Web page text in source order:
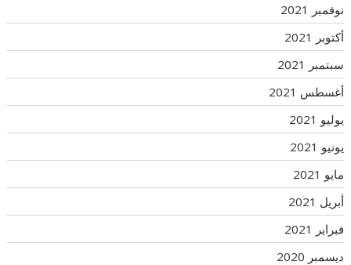
نوفمبر 2021
أكتوبر 2021
سبتمبر 2021
أغسطس 2021
يوليو 2021
يونيو 2021
مايو 2021
أبريل 2021
فبراير 2021
ديسمبر 2020